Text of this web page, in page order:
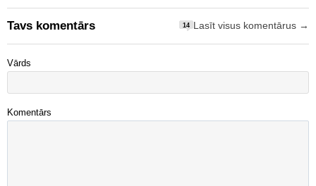
Tavs komentārs 14 Lasīt visus komentārus →
Vārds
Komentārs